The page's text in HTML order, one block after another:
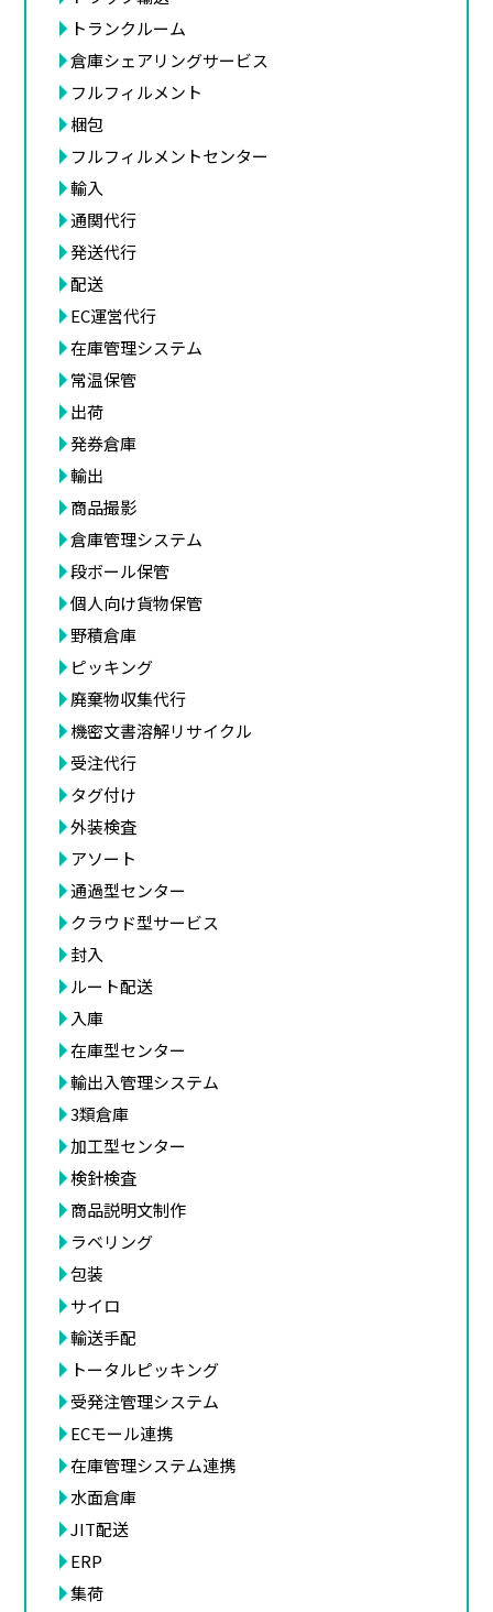
トランクルーム
倉庫シェアリングサービス
フルフィルメント
梱包
フルフィルメントセンター
輸入
通関代行
発送代行
配送
EC運営代行
在庫管理システム
常温保管
出荷
発券倉庫
輸出
商品撮影
倉庫管理システム
段ボール保管
個人向け貨物保管
野積倉庫
ピッキング
廃棄物収集代行
機密文書溶解リサイクル
受注代行
タグ付け
外装検査
アソート
通過型センター
クラウド型サービス
封入
ルート配送
入庫
在庫型センター
輸出入管理システム
3類倉庫
加工型センター
検針検査
商品説明文制作
ラベリング
包装
サイロ
輸送手配
トータルピッキング
受発注管理システム
ECモール連携
在庫管理システム連携
水面倉庫
JIT配送
ERP
集荷